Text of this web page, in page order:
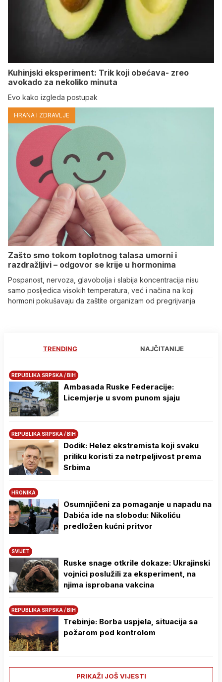
Kuhinjski eksperiment: Trik koji obećava- zreo
avokado za nekoliko minuta
Evo kako izgleda postupak
HRANA I ZDRAVLJE
Zašto smo tokom toplotnog talasa umorni i
razdražljivi – odgovor se krije u hormonima
Pospanost, nervoza, glavobolja i slabija koncentracija nisu
samo posljedica visokih temperatura, već i načina na koji
hormoni pokušavaju da zaštite organizam od pregrijvanja
TRENDING NAJČITANIJE
REPUBLIKA SRPSKA / BIH
Ambasada Ruske Federacije:
Licemjerje u svom punom sjaju
REPUBLIKA SRPSKA / BIH
Dodik: Helez ekstremista koji svaku
priliku koristi za netrpeljivost prema
Srbima
HRONIKA
Osumnjičeni za pomaganje u napadu na
Dabića ide na slobodu: Nikoliću
predložen kućni pritvor
SVIJET
Ruske snage otkrile dokaze: Ukrajinski
vojnici poslužili za eksperiment, na
njima isprobana vakcina
REPUBLIKA SRPSKA / BIH
Trebinje: Borba uspjela, situacija sa
požarom pod kontrolom
PRIKAŽI JOŠ VIJESTI